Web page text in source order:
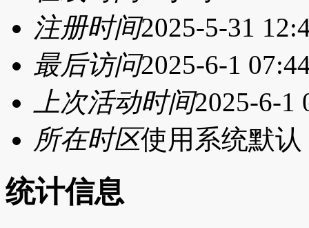
注册时间2025-5-31
最后访问2025-6-1
上次活动时间2025-6-1
所在时区使用系统默认
统计信息